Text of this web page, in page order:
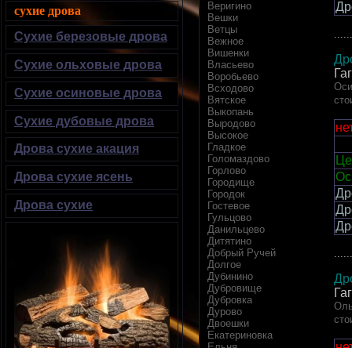
Веригино
Вешки
Ветцы
Вежное
Вишенки
Власьево
Воробьево
Всходово
Вятское
Выкопань
Выродово
Высокое
Гладкое
Голомаздово
Горлово
Городище
Городок
Гостевое
Гульцово
Данильцево
Дитятино
Добрый Ручей
Долгое
Дубинино
Дубровище
Дубровка
Дурово
Двоешки
Екатериновка
сухие дрова
Сухие березовые дрова
Сухие ольховые дрова
Сухие осиновые дрова
Сухие дубовые дрова
Дрова сухие акация
Дрова сухие ясень
Дрова сухие